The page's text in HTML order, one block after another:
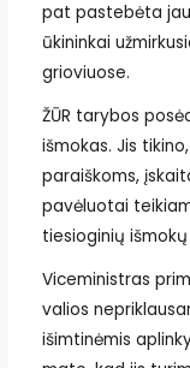
pat pastebėta
ūkininkai
grioviuose.
ŽŪR tarybos
išmokas. Jis
paraiškoms,
pavėluotai
tiesioginių
Viceministras
valios
išimtinėmis